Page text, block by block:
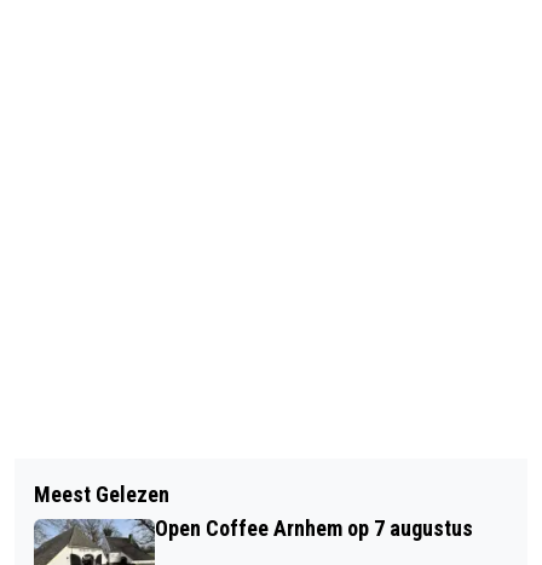
DOE MEE AAN DE EERSTE ELDENSE
DORPSLOOP OP 9 JULI
GEMEENTEN GROENE
METROPOOLREGIO STAPPEN OVER
Meest Gelezen
Open Coffee Arnhem op 7 augustus